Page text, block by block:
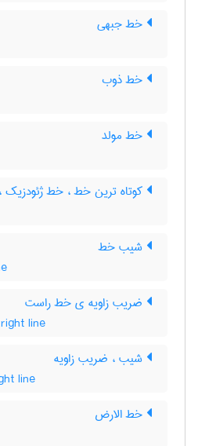
خط جبهی
خط ذوب
خط مولد
کوتاه ترین خط ، خط
شیب خط
ضریب زاویه ی خط راست
line
شیب ، ضریب زاویه
line
خط الارض